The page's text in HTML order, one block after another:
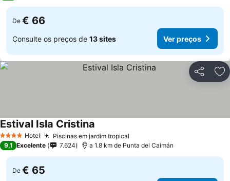
De € 66
Consulte os preços de 13 sites Ver preços
Partilhar
4 EstrelasHotel Piscinas em jardim tropical
Estival Isla Cristina
9,1 Excelente 7.624 a 1.8 km de Punta del Caimán
De € 65